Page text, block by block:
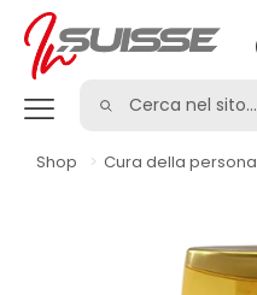
Shop > Cura della persona